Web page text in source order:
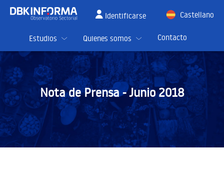
Identificarse
Castellano
Estudios
Quienes somos Contacto
Nota de Prensa -Junio 2018